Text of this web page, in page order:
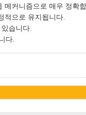
메커니즘으로 매우 정확
적으로 유지됩니다.
습니다.
다.